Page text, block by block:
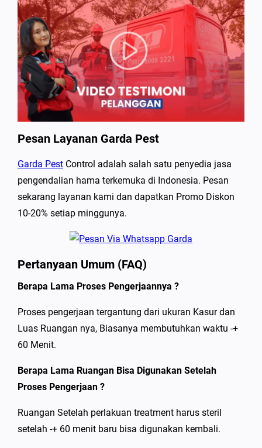
Pesan Layanan Garda Pest
Garda Pest Control adalah salah satu penyedia jasa
pengendalian hama terkemuka di Indonesia. Pesan
sekarang layanan kami dan dapatkan Promo Diskon
10-20% setiap minggunya.
Pertanyaan Umum (FAQ)
Berapa Lama Proses Pengerjaannya ?
Proses pengerjaan tergantung dari ukuran Kasur dan
Luas Ruangan nya, Biasanya membutuhkan waktu -+
60 Menit.
Berapa Lama Ruangan Bisa Digunakan Setelah
Proses Pengerjaan ?
Ruangan Setelah perlakuan treatment harus steril
setelah -+ 60 menit baru bisa digunakan kembali.